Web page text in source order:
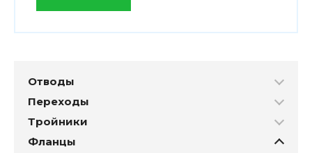
Отводы
Переходы
Тройники
Фланцы